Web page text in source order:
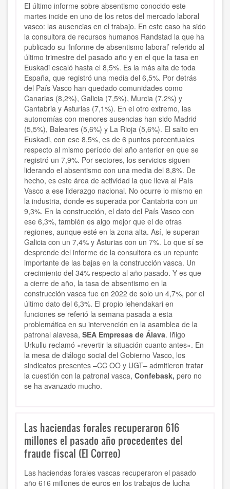
El último informe sobre absentismo conocido este
martes incide en uno de los retos del mercado laboral
vasco: las ausencias en el trabajo. En este caso ha sido
la consultora de recursos humanos Randstad la que ha
publicado su ‘Informe de absentismo laboral’ referido al
último trimestre del pasado año y en el que la tasa en
Euskadi escaló hasta el 8,5%. Es la más alta de toda
España, que registró una media del 6,5%. Por detrás
del País Vasco han quedado comunidades como
Canarias (8,2%), Galicia (7,5%), Murcia (7,2%) y
Cantabria y Asturias (7,1%). En el otro extremo, las
autonomías con menores ausencias han sido Madrid
(5,5%), Baleares (5,6%) y La Rioja (5,6%). El salto en
Euskadi, con ese 8,5%, es de 6 puntos porcentuales
respecto al mismo período del año anterior en que se
registró un 7,9%. Por sectores, los servicios siguen
liderando el absentismo con una media del 8,8%. De
hecho, es este área de actividad la que lleva al País
Vasco a ese liderazgo nacional. No ocurre lo mismo en
la industria, donde es superada por Cantabria con un
9,3%. En la construcción, el dato del País Vasco con
ese 6,3%, también es algo mejor que el de otras
regiones, aunque esté en la zona alta. Así, le superan
Galicia con un 7,4% y Asturias con un 7%. Lo que sí se
desprende del informe de la consultora es un repunte
importante de las bajas en la construcción vasca. Un
crecimiento del 34% respecto al año pasado. Y es que
a cierre de año, la tasa de absentismo en la
construcción vasca fue en 2022 de solo un 4,7%, por el
último dato del 6,3%. El propio lehendakari en
funciones se referió la semana pasada a esta
problemática en su intervención en la asamblea de la
patronal alavesa, SEA Empresas de Álava. Iñigo
Urkullu reclamó «revertir la situación cuanto antes». En
la mesa de diálogo social del Gobierno Vasco, los
sindicatos presentes –CC OO y UGT– admitieron tratar
la cuestión con la patronal vasca, Confebask, pero no
se ha avanzado mucho.
Las haciendas forales recuperaron 616
millones el pasado año procedentes del
fraude fiscal (El Correo)
Las haciendas forales vascas recuperaron el pasado
año 616 millones de euros en los trabajos de lucha